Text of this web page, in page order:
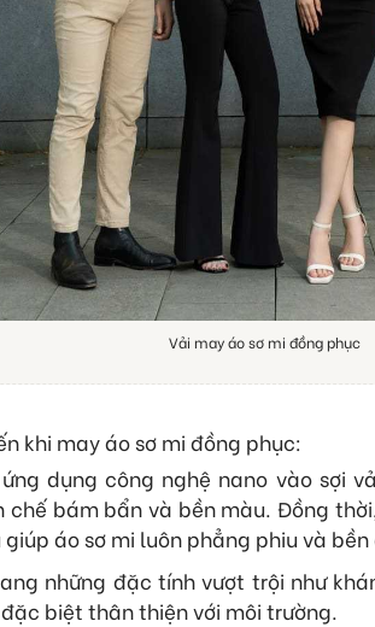
Vải may áo sơ mi đồng phục
khi may áo sơ mi đồng phục:
dụng công nghệ nano vào sợi
chế bám bẩn và bền màu. Đồng
áo sơ mi luôn phẳng phiu và
những đặc tính vượt trội như
biệt thân thiện với môi trường.